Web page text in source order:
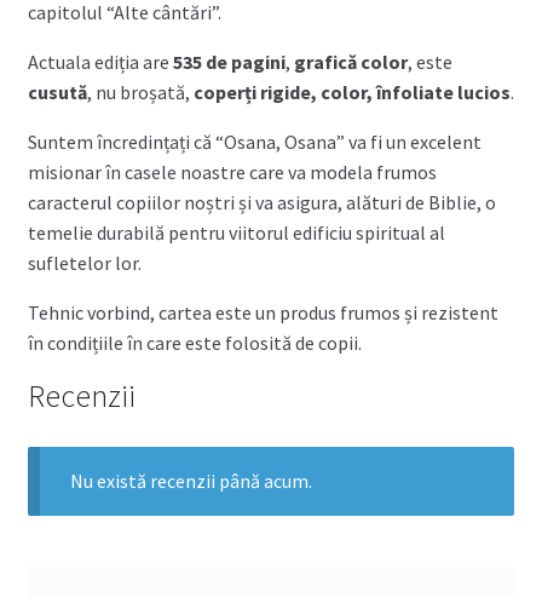
capitolul “Alte cântări”.
Actuala ediția are 535 de pagini, grafică color, este
cusută, nu broșată, coperți rigide, color, înfoliate lucios.
Suntem încredințați că “Osana, Osana” va fi un excelent
misionar în casele noastre care va modela frumos
caracterul copiilor noștri și va asigura, alături de Biblie, o
temelie durabilă pentru viitorul edificiu spiritual al
sufletelor lor.
Tehnic vorbind, cartea este un produs frumos și rezistent
în condițiile în care este folosită de copii.
Recenzii
Nu există recenzii până acum.